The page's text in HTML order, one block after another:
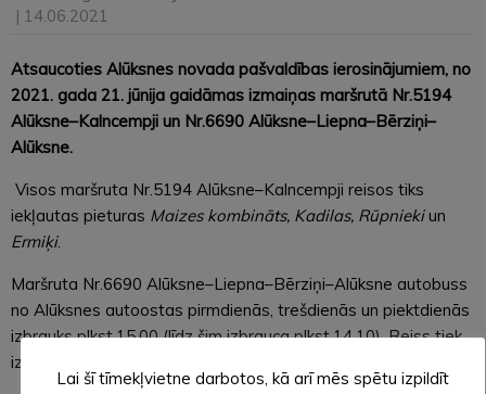
| 14.06.2021
Atsaucoties Alūksnes novada pašvaldības ierosinājumiem, no
2021. gada 21. jūnija gaidāmas izmaiņas maršrutā Nr.5194
Alūksne–Kalncempji un Nr.6690 Alūksne–Liepna–Bērziņi–
Alūksne.
Visos maršruta Nr.5194 Alūksne–Kalncempji reisos tiks
iekļautas pieturas Maizes kombināts, Kadilas, Rūpniekiun
Ermiķi.
Maršruta Nr.6690 Alūksne–Liepna–Bērziņi–Alūksne autobuss
no Alūksnes autoostas pirmdienās, trešdienās un piektdienās
izbrauks plkst.15.00 (līdz šim izbrauca plkst.14.10). Reiss tiek
izpildīts no 12. jūnija līdz 31. augustam.
Lai šī tīmekļvietne darbotos, kā arī mēs spētu izpildīt